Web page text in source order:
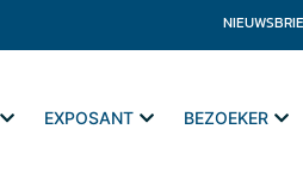
EXPOSANT BEZOEKER